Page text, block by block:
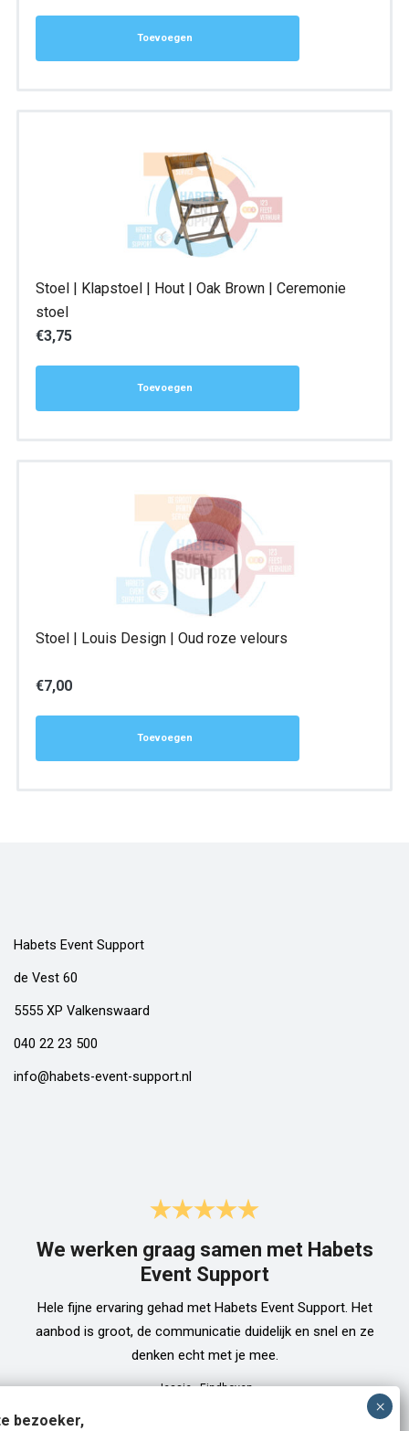
Toevoegen
Stoel | Klapstoel | Hout | Oak Brown | Ceremonie
stoel
€3,75
Toevoegen
Stoel | Louis Design | Oud roze velours
€7,00
Toevoegen
Habets Event Support
de Vest 60
5555 XP Valkenswaard
040 22 23 500
info@habets-event-support.nl
We werken graag samen met Habets
Event Support
Hele fijne ervaring gehad met Habets Event Support. Het
aanbod is groot, de communicatie duidelijk en snel en ze
denken echt met je mee.
Jessie - Eindhoven
bezoeker,